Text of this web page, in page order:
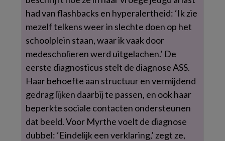
had van flashbacks en hyperalertheid: ‘Ik zie
mezelf telkens weer in slechte doen op het
schoolplein staan, waar ik vaak door
medescholieren werd uitgelachen.’ De
eerste diagnosticus stelt de diagnose ASS.
Haar behoefte aan structuur en vermijdend
gedrag lijken daarbij te passen, en ook haar
beperkte sociale contacten ondersteunen
dat beeld. Voor Myrthe voelt de diagnose
dubbel: ‘Eindelijk een verklaring,’ zegt ze,